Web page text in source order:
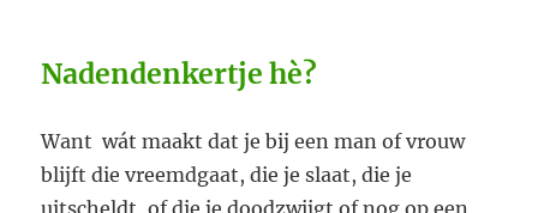
Nadendenkertje hè?
Want wát maakt dat je bij een man of vrouw
blijft die vreemdgaat, die je slaat, die je